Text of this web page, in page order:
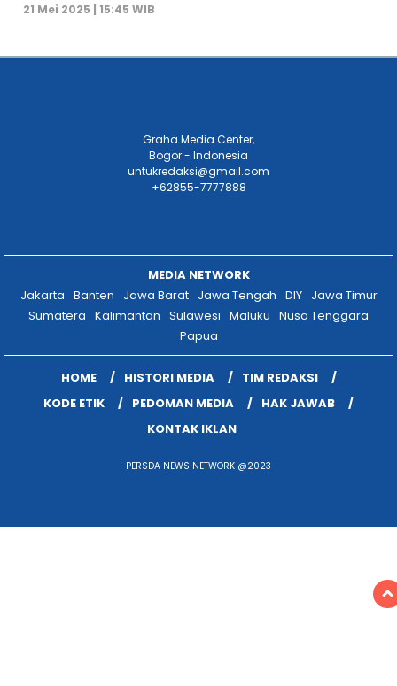
21 Mei 2025 | 15:45 WIB
Graha Media Center,
Bogor - Indonesia
untukredaksi@gmail.com
+62855-7777888
MEDIA NETWORK
Jakarta Banten Jawa Barat Jawa Tengah DIY
Jawa Timur
Sumatera Kalimantan Sulawesi Maluku Nusa Tenggara
Papua
HOME HISTORI MEDIA
TIM REDAKSI
KODE ETIK
PEDOMAN MEDIA
HAK JAWAB
KONTAK IKLAN
PERSDA NEWS NETWORK @2023